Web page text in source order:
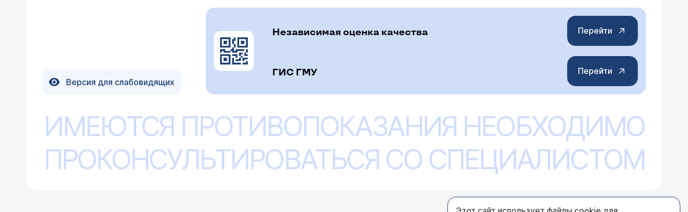
Версия для слабовидящих
Независимая оценка качества Перейти
ГИС ГМУ Перейти
ИМЕЮТСЯ ПРОТИВОПОКАЗАНИЯ НЕОБХОДИМО
ПРОКОНСУЛЬТИРОВАТЬСЯ СО СПЕЦИАЛИСТОМ